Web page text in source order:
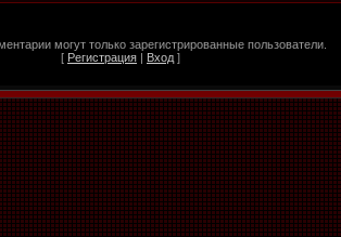
могут только зарегистрированные пользователи.
[ Регистрация | Вход ]